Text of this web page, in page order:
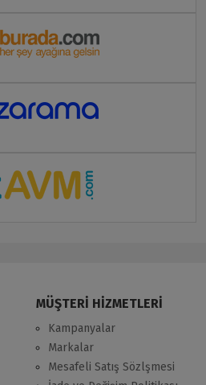
MÜŞTERİ HİZMETLERİ
Kampanyalar
Markalar
Mesafeli Satış Sözlşmesi